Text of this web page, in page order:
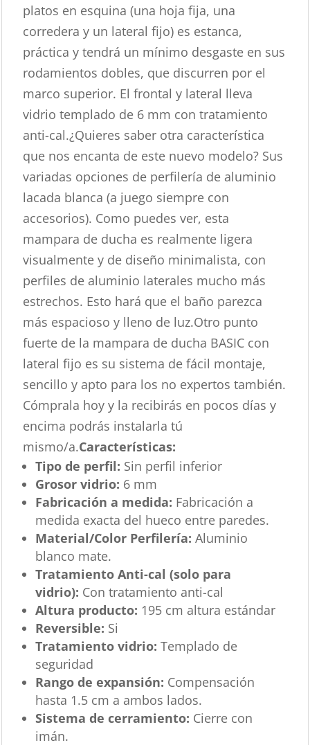
platos en esquina (una hoja fija, una
corredera y un lateral fijo) es estanca,
práctica y tendrá un mínimo desgaste en sus
rodamientos dobles, que discurren por el
marco superior. El frontal y lateral lleva
vidrio templado de 6 mm con tratamiento
anti-cal.¿Quieres saber otra característica
que nos encanta de este nuevo modelo? Sus
variadas opciones de perfilería de aluminio
lacada blanca (a juego siempre con
accesorios). Como puedes ver, esta
mampara de ducha es realmente ligera
visualmente y de diseño minimalista, con
perfiles de aluminio laterales mucho más
estrechos. Esto hará que el baño parezca
más espacioso y lleno de luz.Otro punto
fuerte de la mampara de ducha BASIC con
lateral fijo es su sistema de fácil montaje,
sencillo y apto para los no expertos también.
Cómprala hoy y la recibirás en pocos días y
encima podrás instalarla tú
mismo/a.Características:
Tipo de perfil: Sin perfil inferior
Grosor vidrio: 6 mm
Fabricación a medida: Fabricación a
medida exacta del hueco entre paredes.
Material/Color Perfilería: Aluminio
blanco mate.
Tratamiento Anti-cal (solo para
vidrio): Con tratamiento anti-cal
Altura producto: 195 cm altura estándar
Reversible: Si
Tratamiento vidrio: Templado de
seguridad
Rango de expansión: Compensación
hasta 1.5 cm a ambos lados.
Sistema de cerramiento: Cierre con
imán.